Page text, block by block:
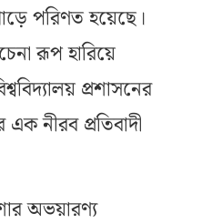
পরিণত হয়েছে।
রূপ হারিয়ে
প্রশাসনের
এক নীরব প্রতিবাদী
অভয়ারণ্য